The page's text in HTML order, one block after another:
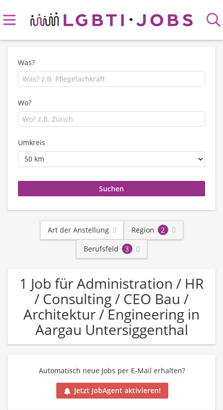
Was?
Wo?
Umkreis
Art der Anstellung Region
2
Berufsfeld
3
1 Job für Administration / HR
/ Consulting / CEO Bau /
Architektur / Engineering in
Aargau Untersiggenthal
Automatisch neue Jobs per E-Mail erhalten?
Jetzt JobAgent aktivieren!